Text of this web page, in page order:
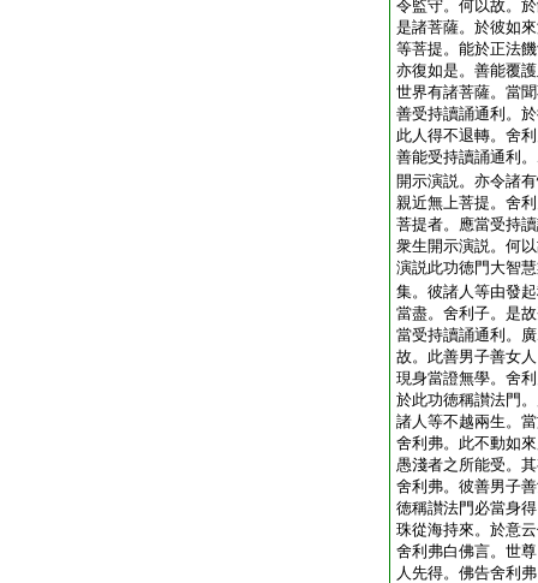
令監守。何以故。
是諸菩薩。於彼如
等菩提。能於正法
亦復如是。善能覆
世界有諸菩薩。當
善受持讀誦通利。
此人得不退轉。舍
善能受持讀誦通利
開示演説。亦令諸
親近無上菩提。舍
菩提者。應當受持
衆生開示演説。何
演説此功徳門大智
集。彼諸人等由發
當盡。舍利子。是
當受持讀誦通利。
故。此善男子善女
現身當證無學。舍
於此功徳稱讃法門
諸人等不越兩生。
舍利弗。此不動如
愚淺者之所能受。
舍利弗。彼善男子
徳稱讃法門必當身
珠從海持來。於意
舍利弗白佛言。世
人先得。佛告舍利